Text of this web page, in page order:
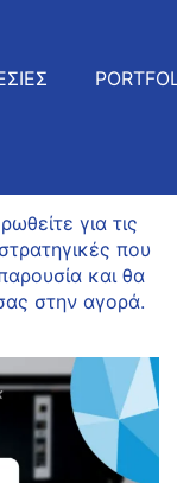
για τις
που
και θα
στην αγορά.